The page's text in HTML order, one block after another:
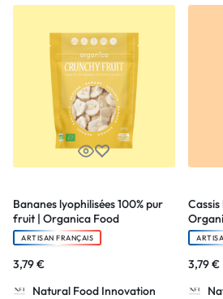
Bananes lyophilisées 100% pur
fruit | Organica Food
ARTISAN FRANÇAIS
3,79€
Natural Food Innovation
3,79€